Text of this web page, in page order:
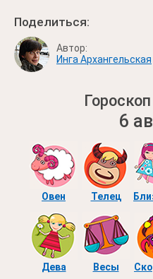
Поделиться:
Автор:
Инга Архангельская
6
Овен Телец
Дева Весы